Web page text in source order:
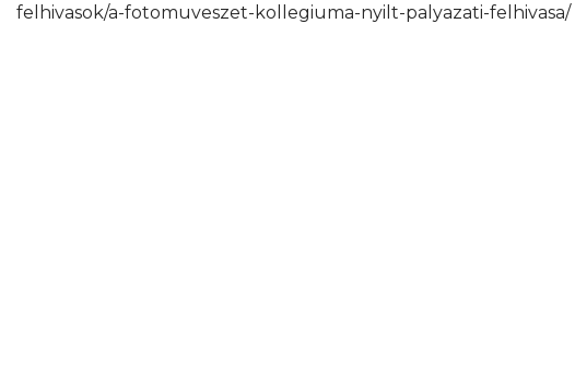
felhivasok/a-fotomuveszet-kollegiuma-nyilt-palyazati-felhivasa/